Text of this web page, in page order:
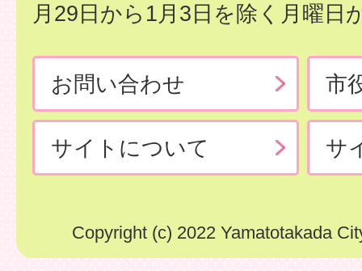
月29日から1月3日を除く月曜日
お問い合わせ 市
サイトについて サ
Copyright (c) 2022 Yamatotakada